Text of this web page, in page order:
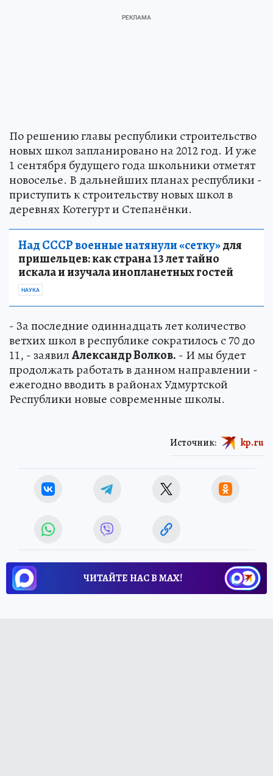
По решению главы республики строительство
новых школ запланировано на 2012 год. И уже
1 сентября будущего года школьники отметят
новоселье. В дальнейших планах республики -
приступить к строительству новых школ в
деревнях Котегурт и Степанёнки.
Над СССР военные натянули «сетку»для
пришельцев: как страна 13 лет тайно
искала и изучала инопланетных гостей
НАУКА
- За последние одиннадцать лет количество
ветхих школ в республике сократилось с 70 до
11, - заявилАлександр Волков. - И мы будет
продолжать работать в данном направлении -
ежегодно вводить в районах Удмуртской
Республики новые современные школы.
Источник: kp.ru
ЧИТАЙТЕ НАС В МАХ!